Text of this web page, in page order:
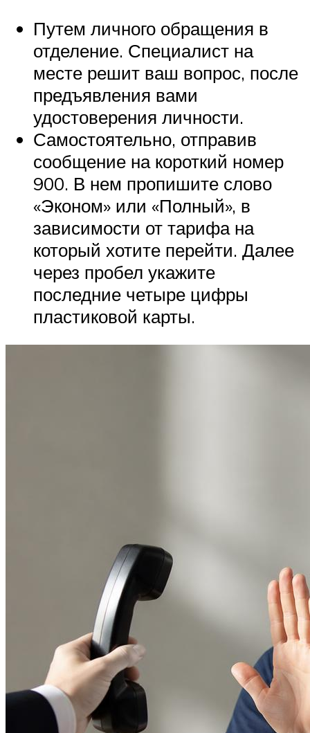
Путем личного обращения в
отделение. Специалист на
месте решит ваш вопрос, после
предъявления вами
удостоверения личности.
Самостоятельно, отправив
сообщение на короткий номер
900. В нем пропишите слово
«Эконом» или «Полный», в
зависимости от тарифа на
который хотите перейти. Далее
через пробел укажите
последние четыре цифры
пластиковой карты.